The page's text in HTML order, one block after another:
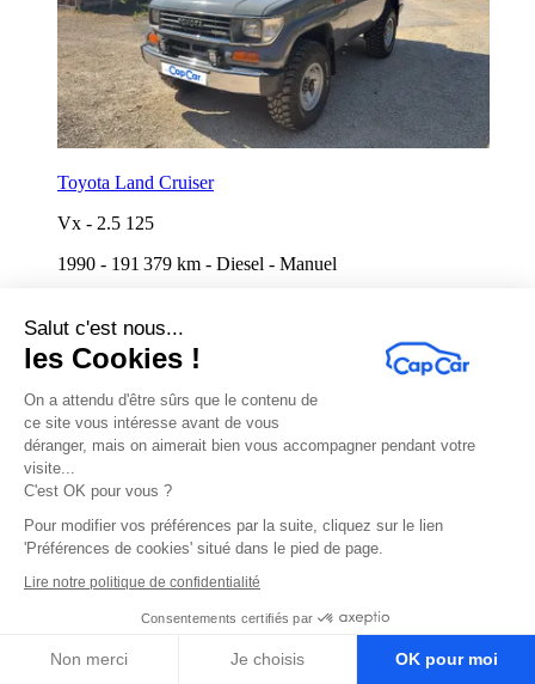
Salut c'est nous...
les Cookies !
On a attendu d'être sûrs que le contenu de
ce site vous intéresse avant de vous
déranger, mais on aimerait bien vous accompagner pendant votre
visite...
C'est OK pour vous ?
Pour modifier vos préférences par la suite, cliquez sur le lien
'Préférences de cookies' situé dans le pied de page.
Lire notre politique de confidentialité
Consentements certifiés par
Non merci Je choisis OK pour moi
Toyota Land Cruiser
Vx - 2.5 125
1990 - 191 379 km - Diesel - Manuel
Jusqu'au 07/08 à 16:30
Renault Clio
Expression
1.2 i 16V 75 cv